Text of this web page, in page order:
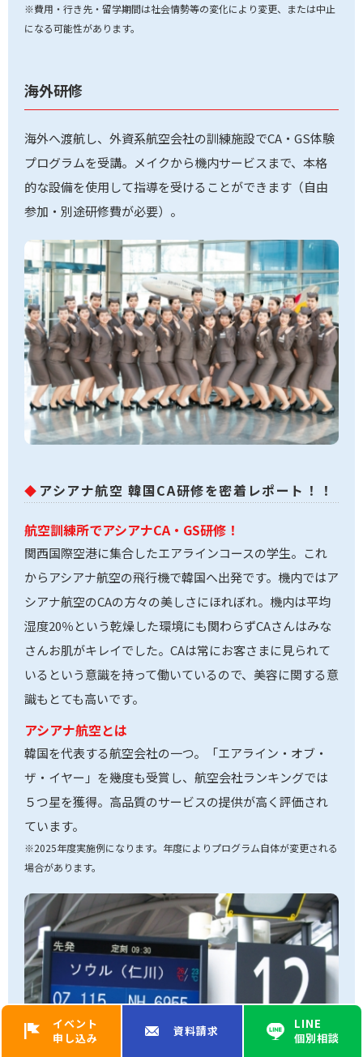
イベント
申し込み
資料請求
LINE
個別相談
※費用・行き先・留学期間は社会情勢等の変化により変更、または中止
になる可能性があります。
海外研修
海外へ渡航し、外資系航空会社の訓練施設でCA・GS体験
プログラムを受講。メイクから機内サービスまで、本格
的な設備を使用して指導を受けることができます（自由
参加・別途研修費が必要）。
アシアナ航空 韓国CA研修を密着レポート！！
航空訓練所でアシアナCA・GS研修！
関西国際空港に集合したエアラインコースの学生。これ
からアシアナ航空の飛行機で韓国へ出発です。機内ではア
シアナ航空のCAの方々の美しさにほれぼれ。機内は平均
湿度20％という乾燥した環境にも関わらずCAさんはみな
さんお肌がキレイでした。CAは常にお客さまに見られて
いるという意識を持って働いているので、美容に関する意
識もとても高いです。
アシアナ航空とは
韓国を代表する航空会社の一つ。「エアライン・オブ・
ザ・イヤー」を幾度も受賞し、航空会社ランキングでは
５つ星を獲得。高品質のサービスの提供が高く評価され
ています。
※2025年度実施例になります。年度によりプログラム自体が変更される
場合があります。